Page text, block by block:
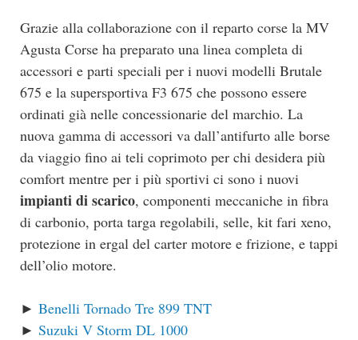
Grazie alla collaborazione con il reparto corse la MV
Agusta Corse ha preparato una linea completa di
accessori e parti speciali per i nuovi modelli Brutale
675 e la supersportiva F3 675 che possono essere
ordinati già nelle concessionarie del marchio. La
nuova gamma di accessori va dall’antifurto alle borse
da viaggio fino ai teli coprimoto per chi desidera più
comfort mentre per i più sportivi ci sono i nuovi
impianti di scarico, componenti meccaniche in fibra
di carbonio, porta targa regolabili, selle, kit fari xeno,
protezione in ergal del carter motore e frizione, e tappi
dell’olio motore.
► Benelli Tornado Tre 899 TNT
► Suzuki V Storm DL 1000